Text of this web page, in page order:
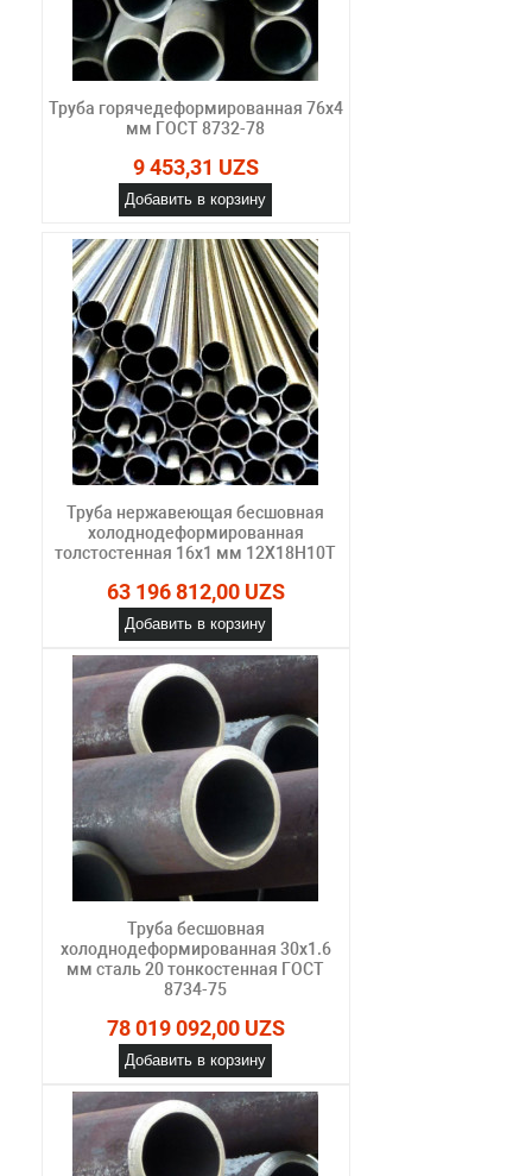
Труба горячедеформированная 76х4
мм ГОСТ 8732-78
9 453,31 UZS
Добавить в корзину
Труба нержавеющая бесшовная
холоднодеформированная
толстостенная 16х1 мм 12Х18Н10Т
63 196 812,00 UZS
Добавить в корзину
Труба бесшовная
холоднодеформированная 30х1.6
мм сталь 20 тонкостенная ГОСТ
8734-75
78 019 092,00 UZS
Добавить в корзину